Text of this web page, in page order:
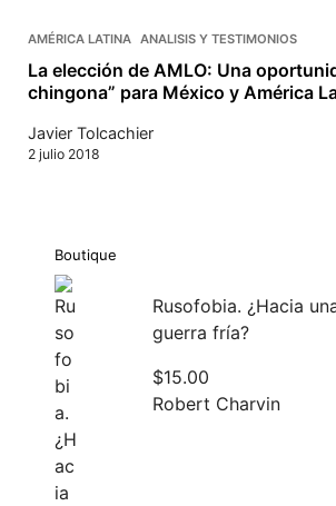
AMÉRICA LATINA ANALISIS Y TESTIMONIOS
La elección de AMLO: Una
chingona” para México y América
Javier Tolcachier
2 julio 2018
Boutique
Rusofobia. ¿Hacia
guerra fría?
$15.00
Robert Charvin